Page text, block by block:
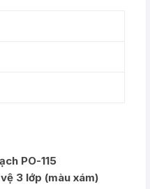
PO-115
3 lớp (màu xám)